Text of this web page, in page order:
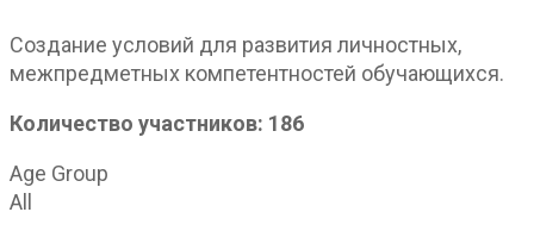
Создание условий для развития личностных,
межпредметных компетентностей обучающихся.
Количество участников: 186
Age Group
All